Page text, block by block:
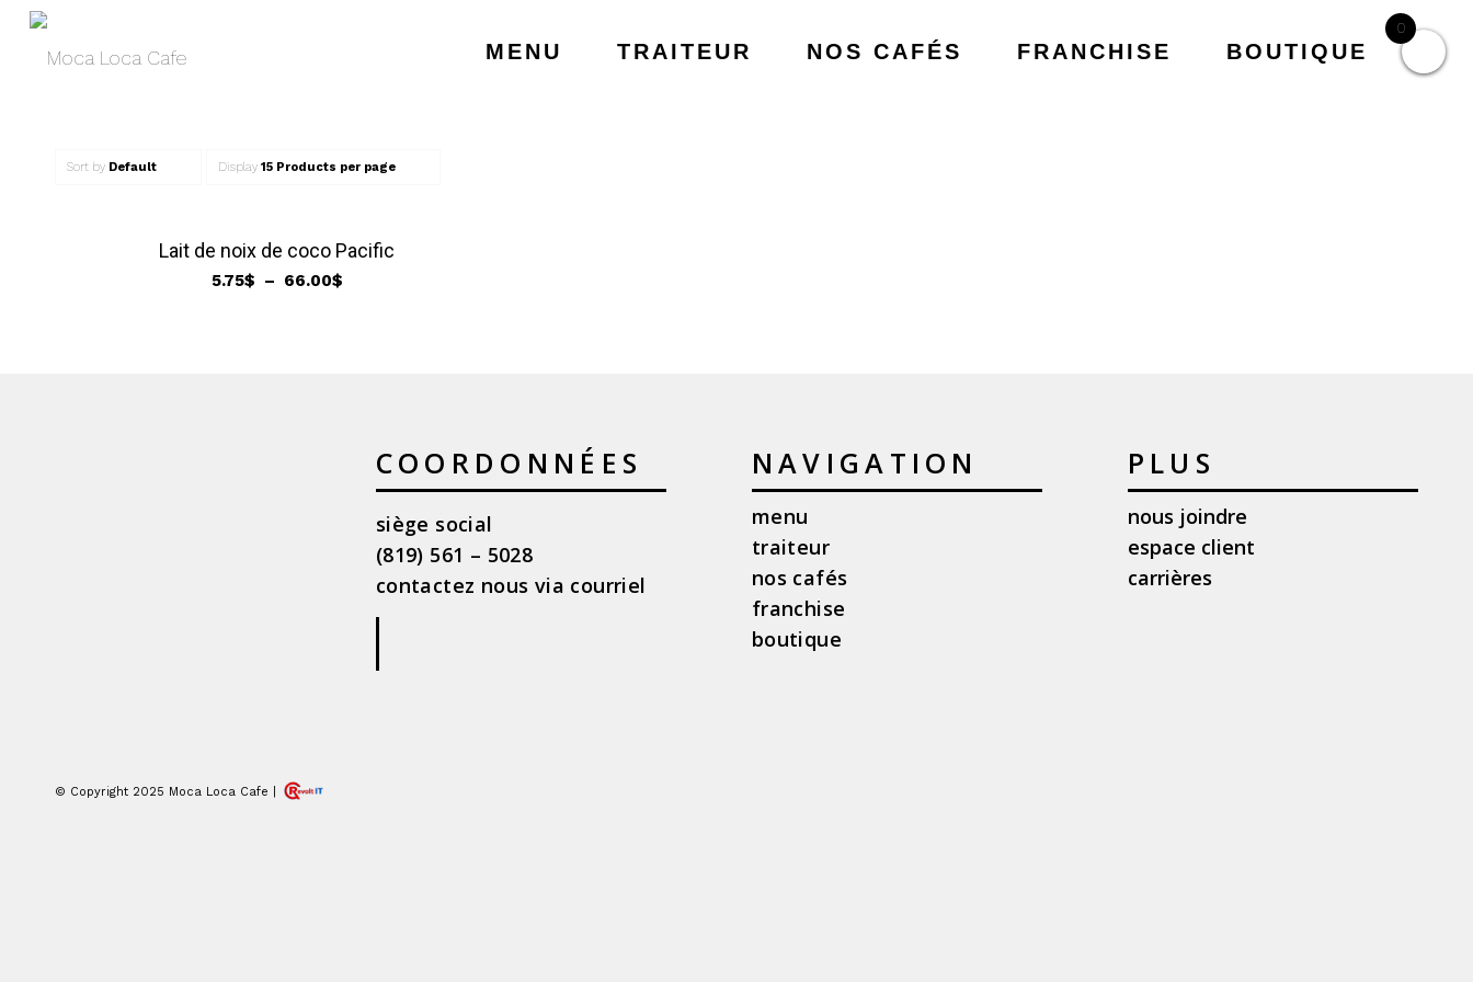
MENU TRAITEUR NOS CAFÉS FRANCHISE BOUTIQUE
Sort by Default Display 15 Products per page
Lait de noix de coco Pacific
5.75$ – 66.00$Plage
COORDONNÉES
siège social
(819) 561 – 5028
contactez nous via courriel
NAVIGATION
menu
traiteur
nos cafés
franchise
boutique
PLUS
nous joindre
espace client
carrières
© Copyright 2025 Moca Loca Cafe |
0